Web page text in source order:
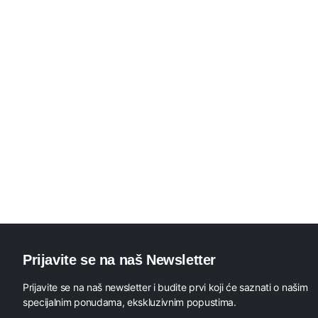
Prijavite se na naš Newsletter
Prijavite se na naš newsletter i budite prvi koji će saznati o našim
specijalnim ponudama, ekskluzivnim popustima.